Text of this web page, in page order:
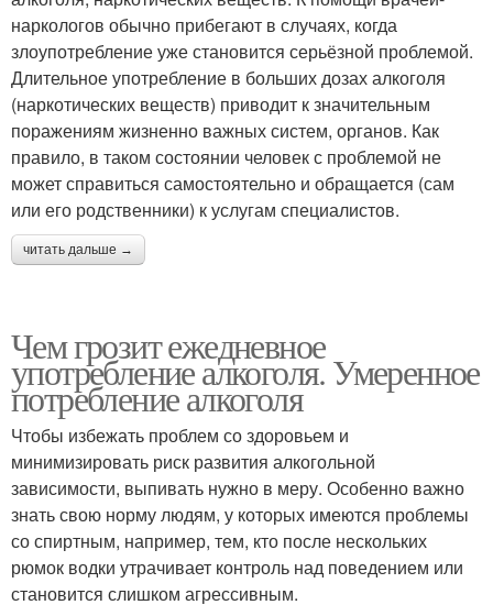
наркологов обычно прибегают в случаях, когда
злоупотребление уже становится серьёзной проблемой.
Длительное употребление в больших дозах алкоголя
(наркотических веществ) приводит к значительным
поражениям жизненно важных систем, органов. Как
правило, в таком состоянии человек с проблемой не
может справиться самостоятельно и обращается (сам
или его родственники) к услугам специалистов.
читать дальше →
Чем грозит ежедневное
употребление алкоголя. Умеренное
потребление алкоголя
Чтобы избежать проблем со здоровьем и
минимизировать риск развития алкогольной
зависимости, выпивать нужно в меру. Особенно важно
знать свою норму людям, у которых имеются проблемы
со спиртным, например, тем, кто после нескольких
рюмок водки утрачивает контроль над поведением или
становится слишком агрессивным.